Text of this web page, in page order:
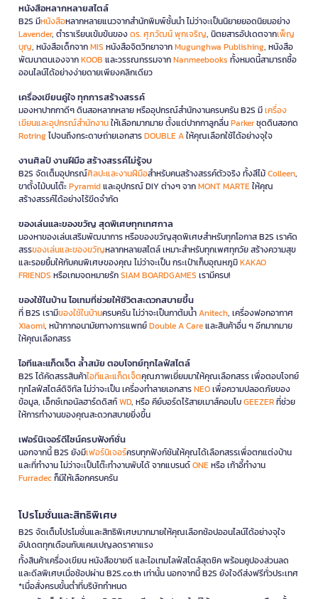
หนังสือหลากหลายสไตล์
B2S มีหนังสือหลากหลายแนวจากสำนักพิมพ์ชั้นนำ ไม่ว่าจะเป็นนิยายยอดนิยมอย่าง
Lavender, ตำราเรียนเข้มข้นของดร. ศุภวัฒน์ พุกเจริญ, นิตยสารอัปเดตจากเพ็ญ
บุญ, หนังสือเด็กจากMIS หนังสือจิตวิทยาจากMugunghwa Publishing, หนังสือ
พัฒนาตนเองจากKOOB และวรรณกรรมจากNanmeebooks ทั้งหมดนี้สามารถซื้อ
ออนไลน์ได้อย่างง่ายดายเพียงคลิกเดียว
เครื่องเขียนคู่ใจ ทุกการสร้างสรรค์
มองหาปากกาดีๆ ดินสอหลากหลาย หรืออุปกรณ์สำนักงานครบครัน B2S มีเครื่อง
เขียนและอุปกรณ์สำนักงานให้เลือกมากมาย ตั้งแต่ปากกาลูกลื่นParkerชุดดินสอกด
Rotringไปจนถึงกระดาษถ่ายเอกสารDOUBLE Aให้คุณเลือกใช้ได้อย่างจุใจ
งานศิลป์ งานฝีมือ สร้างสรรค์ไม่รู้จบ
B2S จัดเต็มอุปกรณ์ศิลปะและงานฝีมือสำหรับคนสร้างสรรค์ตัวจริง ทั้งสีไม้Colleen,
ขาตั้งไม้บนโต๊ะPyramidและอุปกรณ์ DIY ต่างๆ จากMONT MARTEให้คุณ
สร้างสรรค์ได้อย่างไร้ขีดจำกัด
ของเล่นและของขวัญ สุดพิเศษทุกเทศกาล
มองหาของเล่นเสริมพัฒนาการ หรือของขวัญสุดพิเศษสำหรับทุกโอกาส B2S เราคัด
สรรของเล่นและของขวัญหลากหลายสไตล์ เหมาะสำหรับทุกเพศทุกวัย สร้างความสุข
และรอยยิ้มให้กับคนพิเศษของคุณ ไม่ว่าจะเป็น กระเป๋าเก็บอุณหภูมิKAKAO
FRIENDS หรือเกมจดหมายรักSIAM BOARDGAMES เรามีครบ!
ของใช้ในบ้าน ไอเทมที่ช่วยให้ชีวิตสะดวกสบายขึ้น
ที่ B2S เรามีของใช้ในบ้านครบครัน ไม่ว่าจะเป็นกาต้มน้ำAnitech, เครื่องฟอกอากาศ
Xiaomi, หน้ากากอนามัยทางการแพทย์Double A Careและสินค้าอื่น ๆ อีกมากมาย
ให้คุณเลือกสรร
ไอทีและแก็ดเจ็ต ล้ำสมัย ตอบโจทย์ทุกไลฟ์สไตล์
B2S ได้คัดสรรสินค้าไอทีและแก็ดเจ็ตคุณภาพเยี่ยมมาให้คุณเลือกสรร เพื่อตอบโจทย์
ทุกไลฟ์สไตล์ดิจิทัล ไม่ว่าจะเป็น เครื่องทำลายเอกสารNEOเพื่อความปลอดภัยของ
ข้อมูล, เอ็กซ์เทอนัลฮาร์ดดิสก์WD, หรือ คีย์บอร์ดไร้สายเมาส์คอมโบGEEZERที่ช่วย
ให้การทำงานของคุณสะดวกสบายยิ่งขึ้น
เฟอร์นิเจอร์ดีไซน์ครบฟังก์ชั่น
นอกจากนี้ B2S ยังมีเฟอร์นิเจอร์ครบทุกฟังก์ชันให้คุณได้เลือกสรรเพื่อตกแต่งบ้าน
และที่ทำงาน ไม่ว่าจะเป็นโต๊ะทำงานพับได้ จากแบรนด์ONEหรือ เก้าอี้ทำงาน
Furradecก็มีให้เลือกครบครัน
โปรโมชั่นและสิทธิพิเศษ
B2S จัดเต็มโปรโมชั่นและสิทธิพิเศษมากมายให้คุณเลือกช้อปออนไลน์ได้อย่างจุใจ
อัปเดตทุกเดือนกับแคมเปญลดราคาแรง
ทั้งสินค้าเครื่องเขียน หนังสือขายดี และไอเทมไลฟ์สไตล์สุดชิค พร้อมคูปองส่วนลด
และดีลพิเศษเมื่อช้อปผ่าน B2S.co.th เท่านั้น นอกจากนี้ B2S ยังใจดีส่งฟรีทั่วประเทศ
*เมื่อสั่งครบขั้นต่ำที่บริษัทกำหนด